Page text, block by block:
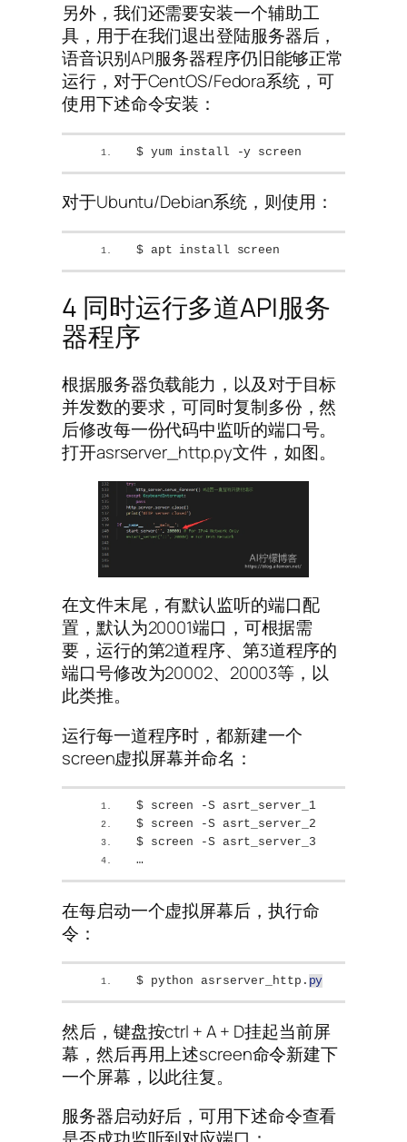
另外，我们还需要安装一个辅助工
具，用于在我们退出登陆服务器后，
语音识别API服务器程序仍旧能够正常
运行，对于CentOS/Fedora系统，可
使用下述命令安装：
$ yum install -y screen
对于Ubuntu/Debian系统，则使用：
$ apt install screen
4 同时运行多道API服务
器程序
根据服务器负载能力，以及对于目标
并发数的要求，可同时复制多份，然
后修改每一份代码中监听的端口号。
打开asrserver_http.py文件，如图。
在文件末尾，有默认监听的端口配
置，默认为20001端口，可根据需
要，运行的第2道程序、第3道程序的
端口号修改为20002、20003等，以
此类推。
运行每一道程序时，都新建一个
screen虚拟屏幕并命名：
$ screen -S asrt_server_1
$ screen -S asrt_server_2
$ screen -S asrt_server_3
…
在每启动一个虚拟屏幕后，执行命
令：
$ python asrserver_http. py
然后，键盘按ctrl + A + D挂起当前屏
幕，然后再用上述screen命令新建下
一个屏幕，以此往复。
服务器启动好后，可用下述命令查看